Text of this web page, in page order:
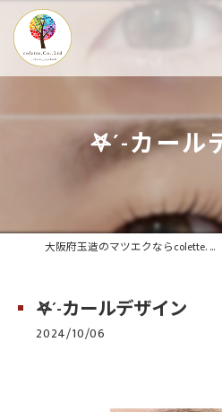
𖤐´-カール
大阪府玉造のマツエクならcolette. 玉造
𖤐´-カールデザイン
2024/10/06